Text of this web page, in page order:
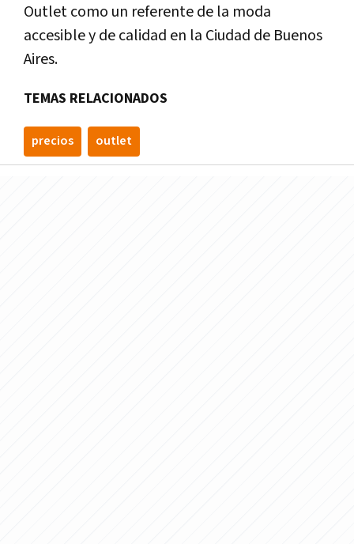
Outlet como un referente de la moda
accesible y de calidad en la Ciudad de Buenos
Aires.
TEMAS RELACIONADOS
precios outlet